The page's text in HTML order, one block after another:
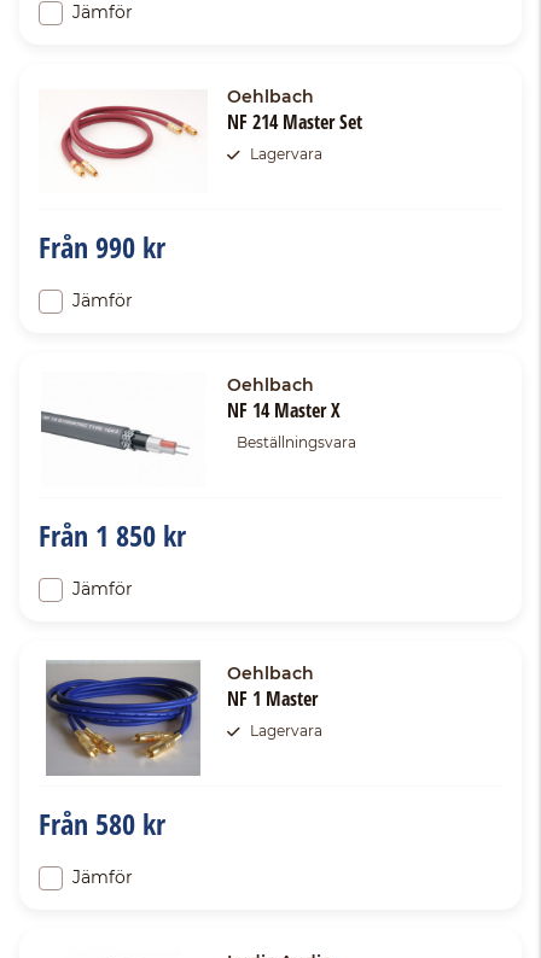
Jämför
Oehlbach
NF 214 Master Set
Lagervara
Från 990 kr
Jämför
Oehlbach
NF 14 Master X
Beställningsvara
Från 1 850 kr
Jämför
Oehlbach
NF 1 Master
Lagervara
Från 580 kr
Jämför